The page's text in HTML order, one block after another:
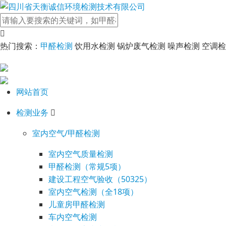
热门搜索： 甲醛检测 饮用水检测 锅炉废气检测 噪声检测 空调
网站首页
检测业务
室内空气/甲醛检测
室内空气质量检测
甲醛检测（常规5项）
建设工程空气验收（50325）
室内空气检测（全18项）
儿童房甲醛检测
车内空气检测